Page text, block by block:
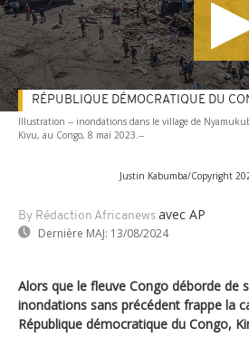
Illustration -- inondations dans le village de
Kivu, au Congo, 8 mai 2023.--
Justin Kabumba/Copyright
By Rédaction Africanews avec AP
Dernière MAJ: 13/08/2024
RÉPUBLIQUE DÉMOCRATIQUE DU
Alors que le fleuve Congo déborde de
inondations sans précédent frappe la
République démocratique du Congo,